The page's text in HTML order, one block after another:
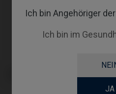
Ich bin Angehöriger
Ich bin im
JA
mit Straumann® Bone Level®